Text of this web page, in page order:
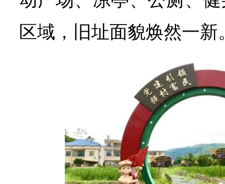
区域，旧址面貌焕然一新